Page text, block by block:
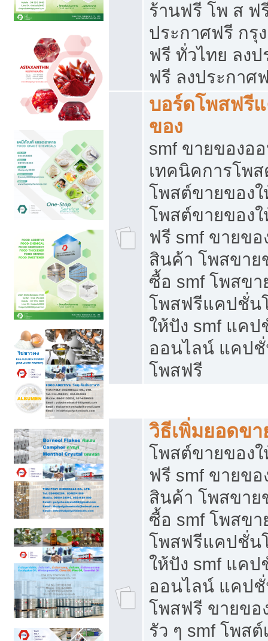
ร้านฟรี โพ ส ฟ
ประกาศฟรี กรุ
ฟรี ทั่วไทย ลง
ฟรี ลงประกาศ
บอร์ดโพสฟรี
ของ
smf ขายของอ
เทคนิคการโพ
โพสต์ขายของ
โพสต์ขายของ
ฟรี smf ขายข
สินค้า โพสขาย
ซื้อ smf โพสข
โพสฟรีแคปชั่น
ให้ปัง smf แค
ออนไลน์ แคป
โพสฟรี
วิธีเพิ่มยอดข
โพสต์ขายของ
ฟรี smf ขายข
สินค้า โพสขาย
ซื้อ smf โพสข
โพสฟรีแคปชั่น
ให้ปัง smf แค
ออนไลน์ แคป
โพสฟรี ขายขอ
รัว ๆ smf โพส